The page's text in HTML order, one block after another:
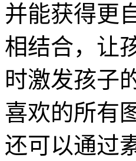
并能获得更
相结合，让
时激发孩子
喜欢的所有
还可以通过